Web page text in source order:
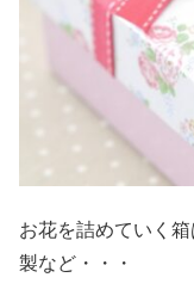
お花を詰めていく
製など・・・